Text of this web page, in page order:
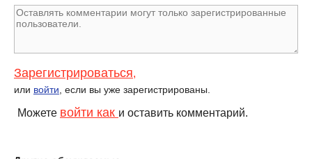
Estel Otium Miracle Revive :
глубокое восстановление
"А волосы? Как же про них
Зарегистрироваться,
или войти , если вы уже зарегистрированы.
Можете войти как и оставить комментарий.